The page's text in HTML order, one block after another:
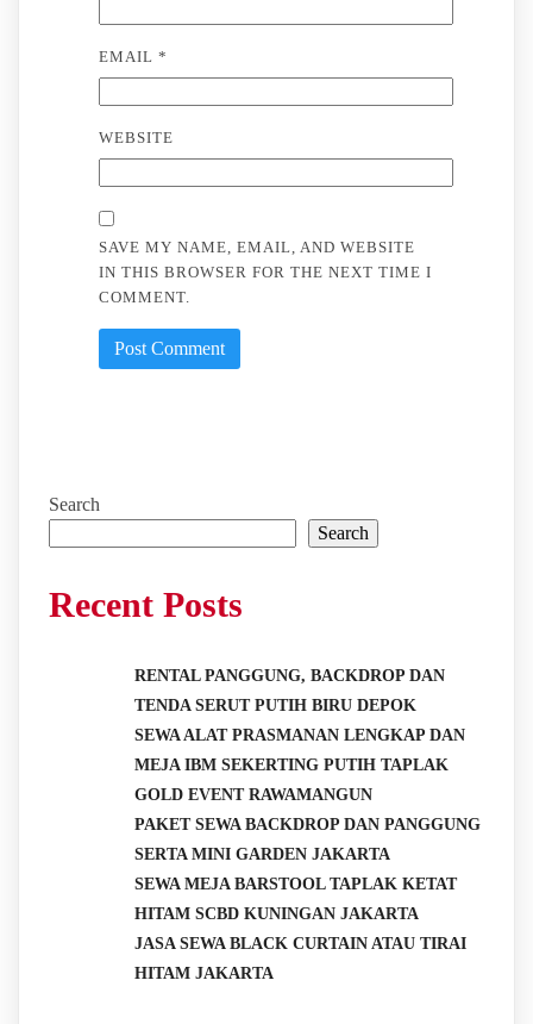
EMAIL *
WEBSITE
SAVE MY NAME, EMAIL, AND WEBSITE
IN THIS BROWSER FOR THE NEXT TIME I
COMMENT.
Search
Search
Recent Posts
RENTAL PANGGUNG, BACKDROP DAN
TENDA SERUT PUTIH BIRU DEPOK
SEWA ALAT PRASMANAN LENGKAP DAN
MEJA IBM SEKERTING PUTIH TAPLAK
GOLD EVENT RAWAMANGUN
PAKET SEWA BACKDROP DAN PANGGUNG
SERTA MINI GARDEN JAKARTA
SEWA MEJA BARSTOOL TAPLAK KETAT
HITAM SCBD KUNINGAN JAKARTA
JASA SEWA BLACK CURTAIN ATAU TIRAI
HITAM JAKARTA